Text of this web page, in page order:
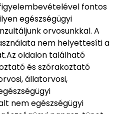
fontos
egészségügyi
orvosunkkal. A
nem helyettesíti a
oldalon található
és szórakoztató
állatorvosi,
nem egészségügyi